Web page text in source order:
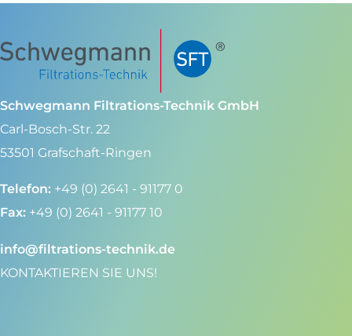
Schwegmann Filtrations-Technik GmbH
Carl-Bosch-Str. 22
53501 Grafschaft-Ringen
Telefon: +49 (0) 2641 - 91177 0
Fax: +49 (0) 2641 - 91177 10
info@filtrations-technik.de
KONTAKTIEREN SIE UNS!